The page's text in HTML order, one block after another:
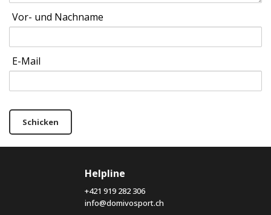
Vor- und Nachname
E-Mail
Schicken
Helpline
+421 919 282 306
info@domivosport.ch